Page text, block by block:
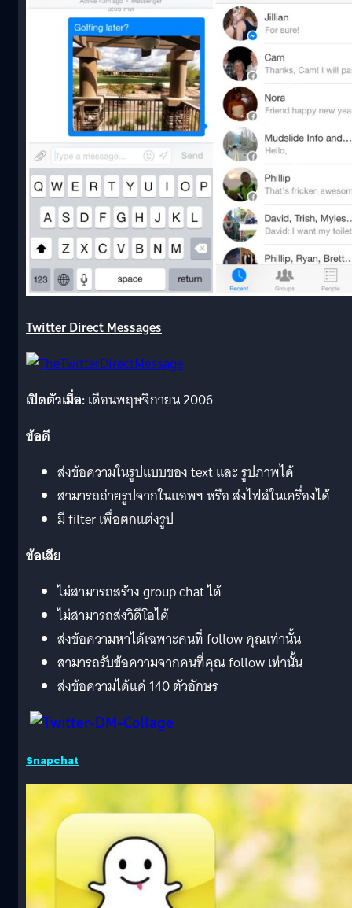
Twitter Direct Messages
เปิดตัวเมื่อ:เดือนพฤษจิกายน 2006
ข้อดี
ส่งข้อความในรูปแบบของ text และ รูปภาพได้
สามารถถ่ายรูปจากในแอพฯ หรือ ส่งไฟล์ในเครื่องได้
มี filter เพื่อตกแต่งรูป
ข้อเสีย
ไม่สามารถสร้าง group chat ได้
ไม่สามารถส่งวิดีโอได้
ส่งข้อความหาได้เฉพาะคนที่ follow คุณเท่านั้น
สามารถรับข้อความจากคนที่คุณ follow เท่านั้น
ส่งข้อความได้แค่ 140 ตัวอักษร
Snapchat